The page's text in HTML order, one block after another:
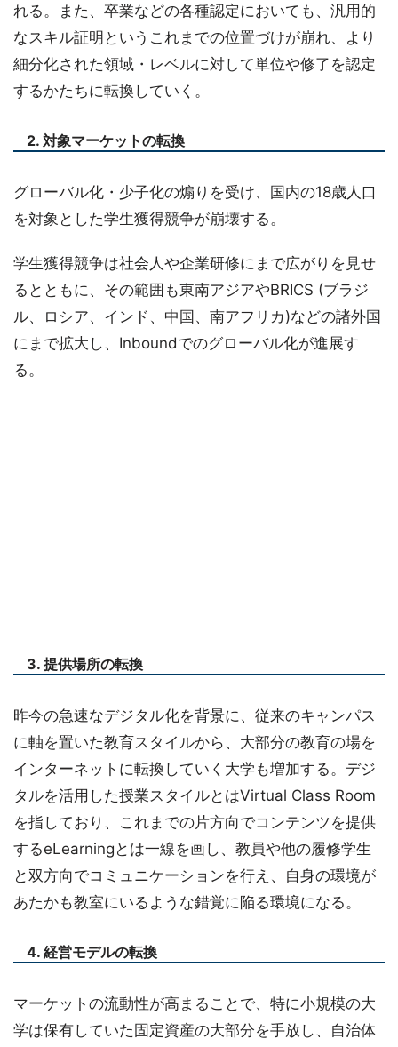
れる。また、卒業などの各種認定においても、汎用的
なスキル証明というこれまでの位置づけが崩れ、より
細分化された領域・レベルに対して単位や修了を認定
するかたちに転換していく。
2. 対象マーケットの転換
グローバル化・少子化の煽りを受け、国内の18歳人口
を対象とした学生獲得競争が崩壊する。
学生獲得競争は社会人や企業研修にまで広がりを見せ
るとともに、その範囲も東南アジアやBRICS (ブラジ
ル、ロシア、インド、中国、南アフリカ)などの諸外国
にまで拡大し、Inboundでのグローバル化が進展す
る。
3. 提供場所の転換
昨今の急速なデジタル化を背景に、従来のキャンパス
に軸を置いた教育スタイルから、大部分の教育の場を
インターネットに転換していく大学も増加する。デジ
タルを活用した授業スタイルとはVirtual Class Room
を指しており、これまでの片方向でコンテンツを提供
するeLearningとは一線を画し、教員や他の履修学生
と双方向でコミュニケーションを行え、自身の環境が
あたかも教室にいるような錯覚に陥る環境になる。
4. 経営モデルの転換
マーケットの流動性が高まることで、特に小規模の大
学は保有していた固定資産の大部分を手放し、自治体